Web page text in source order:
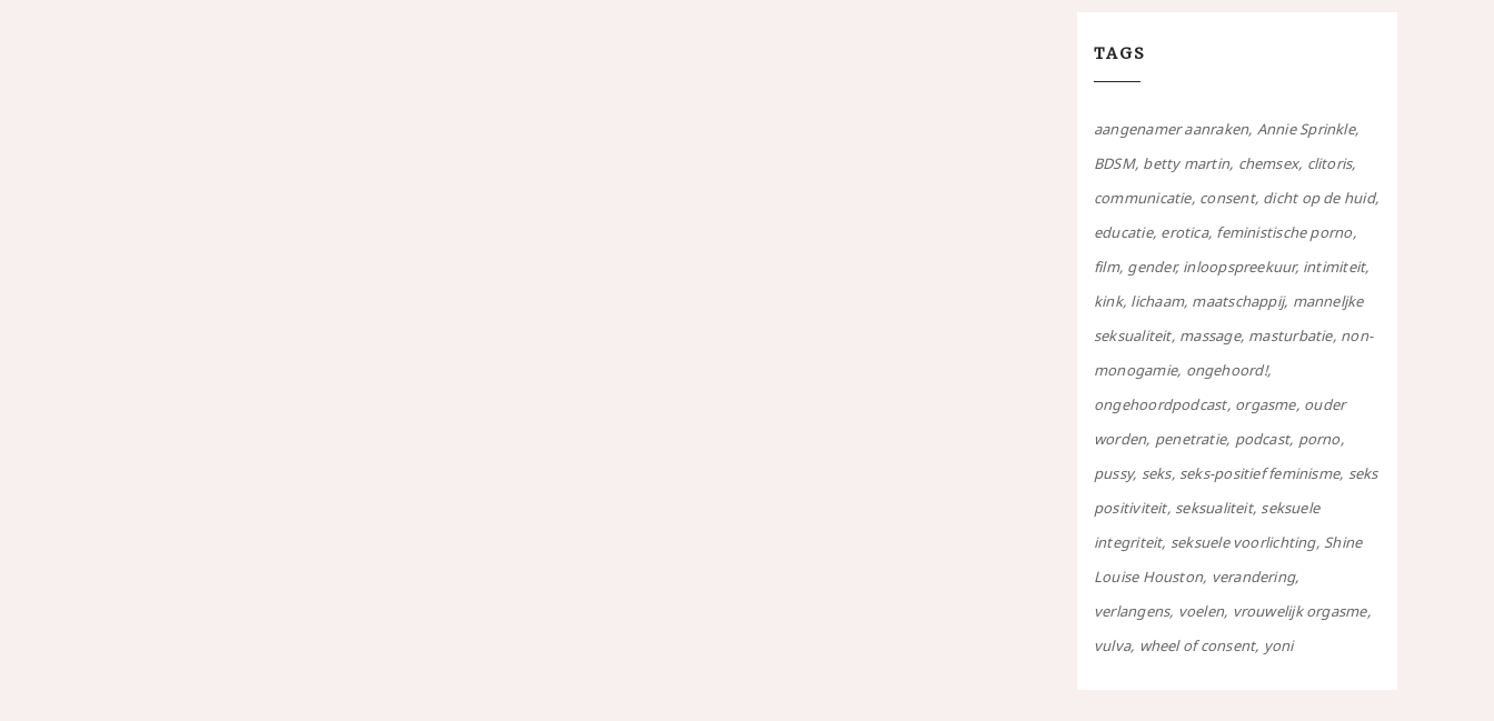
TAGS
aangenamer aanraken Annie Sprinkle
BDSM betty martin chemsex clitoris
communicatie consent dicht op de huid
educatie erotica feministische porno
film gender inloopspreekuur intimiteit
kink lichaam maatschappij manneljke
seksualiteit massage masturbatie non-
monogamie ongehoord!
ongehoordpodcast orgasme ouder
worden penetratie podcast porno
pussy seks seks-positief feminisme seks
positiviteit seksualiteit seksuele
integriteit seksuele voorlichting Shine
Louise Houston verandering
verlangens voelen vrouwelijk orgasme
vulva wheel of consent yoni